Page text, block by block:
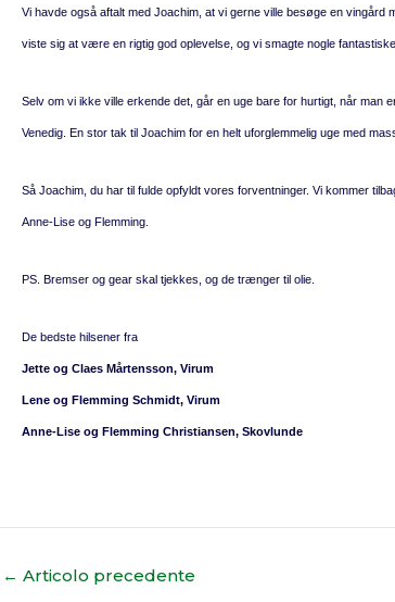
Vi havde også aftalt med Joachim, at vi gerne ville besøge en
viste sig at være en rigtig god oplevelse, og vi smagte nogle
Selv om vi ikke ville erkende det, går en uge bare for hurtigt, når man
Venedig. En stor tak til Joachim for en helt uforglemmelig uge med
Så Joachim, du har til fulde opfyldt vores forventninger. Vi kommer
Anne-Lise og Flemming.
PS. Bremser og gear skal tjekkes, og de trænger til olie.
De bedste hilsener fra
Jette og Claes Mårtensson, Virum
Lene og Flemming Schmidt, Virum
Anne-Lise og Flemming Christiansen, Skovlunde
← Articolo precedente